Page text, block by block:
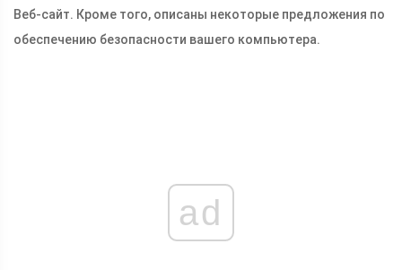
Веб-сайт. Кроме того, описаны некоторые предложения по
обеспечению безопасности вашего компьютера.
ad